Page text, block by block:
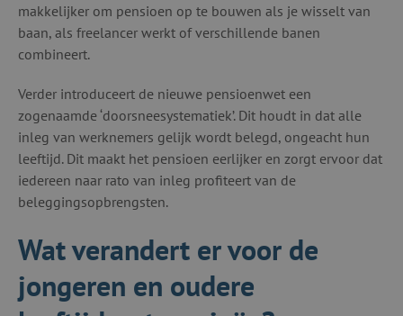
makkelijker om pensioen op te bouwen als je wisselt van
baan, als freelancer werkt of verschillende banen
combineert.
Verder introduceert de nieuwe pensioenwet een
zogenaamde ‘doorsneesystematiek’. Dit houdt in dat alle
inleg van werknemers gelijk wordt belegd, ongeacht hun
leeftijd. Dit maakt het pensioen eerlijker en zorgt ervoor dat
iedereen naar rato van inleg profiteert van de
beleggingsopbrengsten.
Wat verandert er voor de
jongeren en oudere